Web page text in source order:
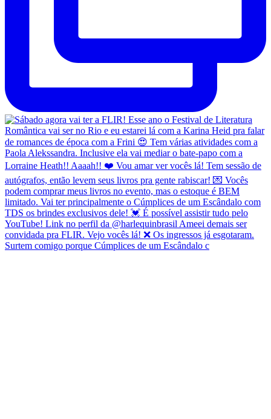
Surtem comigo porque Cúmplices de um Escândalo c